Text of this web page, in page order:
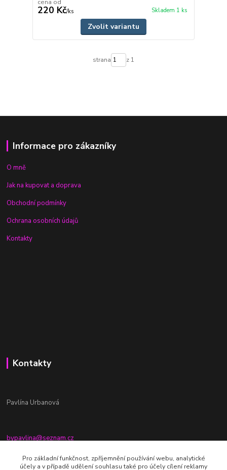
cena od
220 Kč/ks Skladem 1 ks
Zvolit variantu
strana z 1
Informace pro zákazníky
O mně
Jak na kupovat a doprava
Obchodní podmínky
Ochrana osobních údajů
Kontakty
Kontakty
Pavlína Urbanová
bypavlina@seznam.cz
+420774917196
Pro základní funkčnost, zpříjemnění používání webu, analytické
účely a v případě udělení souhlasu také pro účely cílení reklamy